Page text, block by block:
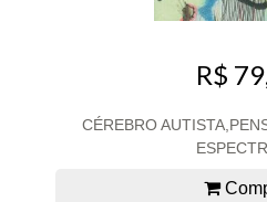
R$
CÉREBRO